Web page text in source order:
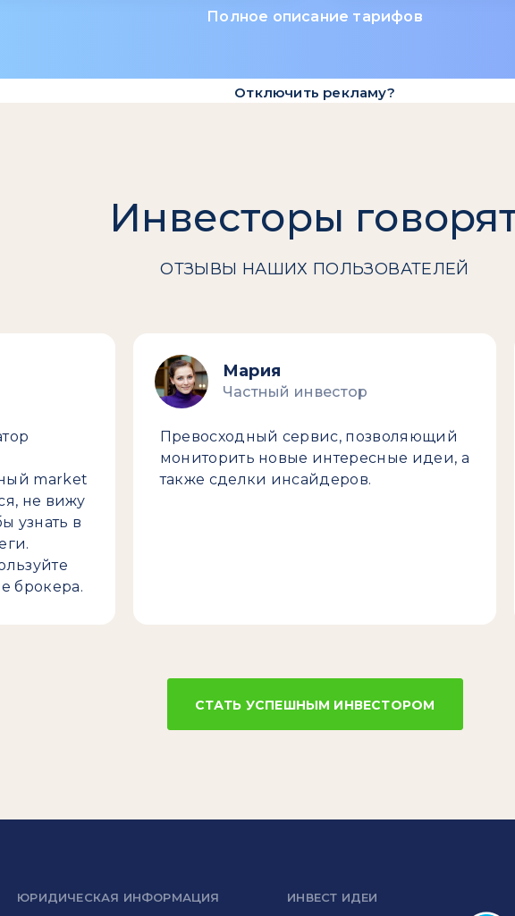
Полное описание тарифов
Отключить рекламу?
Инвесторы
ОТЗЫВЫ НАШИХ ПОЛЬЗОВАТЕЛЕЙ
market
не вижу
узнать в
брокера.
Мария
Частный инвестор
Превосходный сервис, позволяющий
мониторить новые интересные идеи, а
также сделки инсайдеров.
СТАТЬ УСПЕШНЫМ ИНВЕСТОРОМ
ЮРИДИЧЕСКАЯ ИНФОРМАЦИЯ ИНВЕСТ ИДЕИ